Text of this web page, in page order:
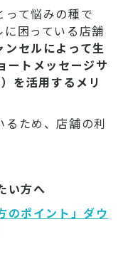
て悩みの種で
困っている店舗
ンセルによって生
ートメッセージサ
を活用するメリ
るため、店舗の利
い方へ
のポイント」ダウ